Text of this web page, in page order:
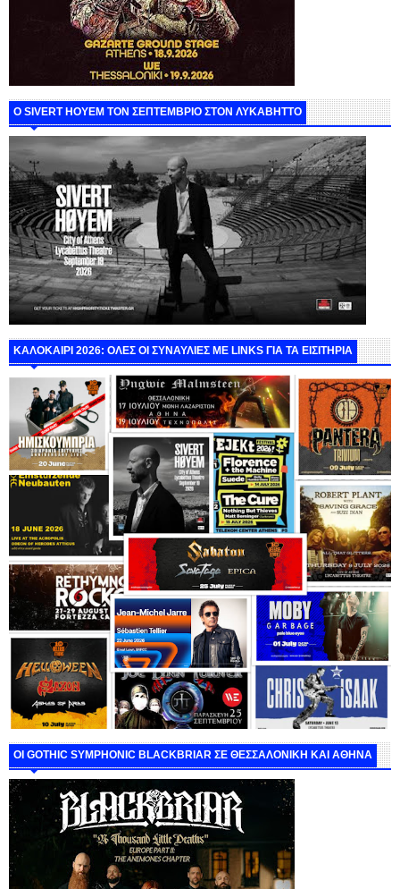
Ο SIVERT HOYEM ΤΟΝ ΣΕΠΤΕΜΒΡΙΟ ΣΤΟΝ ΛΥΚΑΒΗΤΤΟ
ΚΑΛΟΚΑΙΡΙ 2026: ΟΛΕΣ ΟΙ ΣΥΝΑΥΛΙΕΣ ΜΕ LINKS ΓΙΑ ΤΑ ΕΙΣΙΤΗΡΙΑ
ΟΙ GOTHIC SYMPHONIC BLACKBRIAR ΣΕ ΘΕΣΣΑΛΟΝΙΚΗ ΚΑΙ ΑΘΗΝΑ